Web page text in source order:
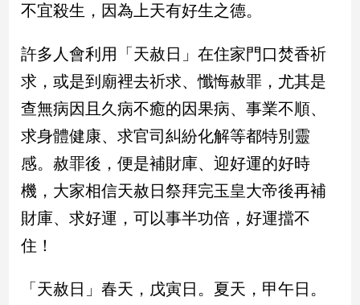
調
會
點
觀
點
兩
岸/
際
會/
不宜殺生，因為上天有好生之德。
許多人會利用「天赦日」在住家門口焚香祈
求，或是到廟裡去祈求、懺悔赦罪，尤其是
查無病因且久病不癒的因果病、事業不順、
求身體健康、求官司糾紛化解等都特別靈
感。赦罪後，便是補財庫、迎好運的好時
機，大家相信天赦日祭拜完玉皇大帝後再補
財庫、求好運，可以事半功倍，好運擋不
住！
「天赦日」春天，戊寅日。夏天，甲午日。